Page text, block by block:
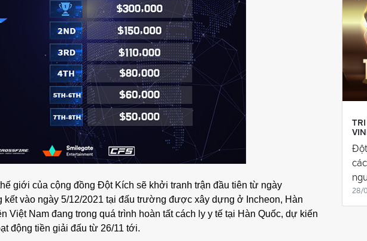
giới của cộng đồng Đột Kích sẽ khởi tranh trận đầu tiên từ ngày
kết vào ngày 5/12/2021 tại đấu trường được xây dựng ở Incheon, Hàn
Việt Nam đang trong quá trình hoàn tất cách ly y tế tại Hàn Quốc, dự kiến
động tiền giải đấu từ 26/11 tới.
28/